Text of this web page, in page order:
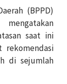
(BPPD)
saat ini
di sejumlah